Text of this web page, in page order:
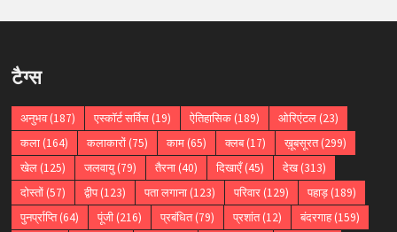
टैग्स
अनुभव(187) एस्कॉर्ट सर्विस(19) ऐतिहासिक(189) ओरिएंटल(23)
कला(164) कलाकारों(75) काम(65) क्लब(17) ख़ूबसूरत(299)
खेल(125) जलवायु(79) तैरना(40) दिखाएँ(45) देख(313)
दोस्तों(57) द्वीप(123) पता लगाना(123) परिवार(129) पहाड़(189)
पुनर्प्राप्ति(64) पूंजी(216) प्रबंधित(79) प्रशांत(12) बंदरगाह(159)